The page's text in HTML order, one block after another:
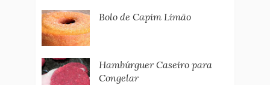
Bolo de Capim Limão
Hambúrguer Caseiro para
Congelar